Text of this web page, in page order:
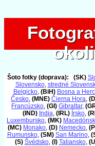
Šoto fotky (doprava): (SK)
Slovensko, stredné
Belgicko, (BiH) Bosna a
Česko, (MNE) Čierna Hora,
Francúzsko, (GI) Gibraltar,
(IND) India, (IRL) Írsko,
Luxembursko, (MK)
(MC) Monako, (D) Nemecko,
Rumunsko, (SM) San Marino,
(S) Švédsko, (I) Taliansko,